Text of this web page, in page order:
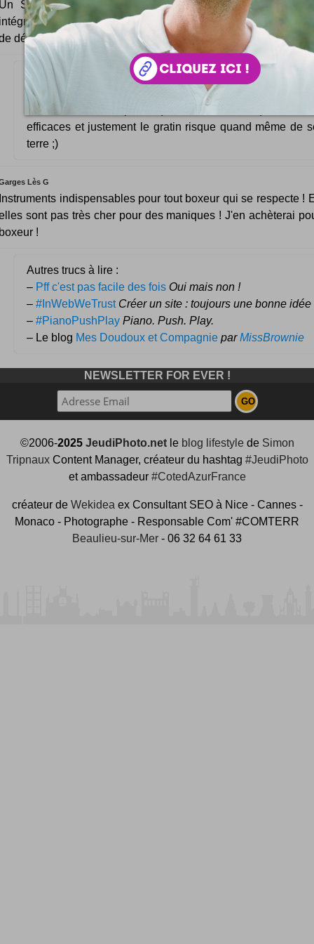
Snack Bowl c'est aussi une poubelle de table
sous le bol. Un truc de dingues qui va révolutionner
délassement des papilles. Une photo de la bête ? Oui, voilà
Bien sympas ces gants, et j'espère qu'ils sont aussi
sont beaux à voir, parce que certaines maniques ne
efficaces et justement le gratin risque quand même de
terre ;)
Lès G
indispensables pour tout boxeur qui se respecte !
sont pas très cher pour des maniques ! J'en achèterai
!
Autres trucs à lire :
– Pff c'est pas facile des fois Oui mais non !
– #InWebWeTrust Créer un site : toujours une bonne idée
– #PianoPushPlay Piano. Push. Play.
– Le blog Mes Doudoux et Compagnie parMissBrownie
NEWSLETTER FOR EVER !
©2006-2025 JeudiPhoto.netle blog lifestylede Simon
TripnauxContent Manager, créateur du hashtag #JeudiPhoto
et ambassadeur #CotedAzurFrance
créateur de Wekidea ex Consultant SEO à Nice - Cannes -
Monaco - Photographe - Responsable Com' #COMTERR
Beaulieu-sur-Mer - 06 32 64 61 33